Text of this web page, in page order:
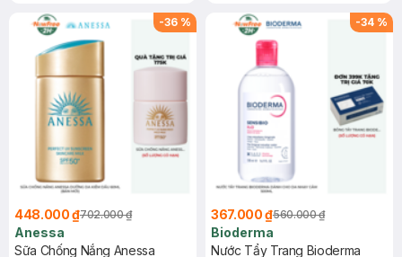
SPF 50+ 20ml (SL Có Hạn)
(SL có hạn)
-36 %
448.000 ₫702.000 ₫
Anessa
Sữa Chống Nắng Anessa
-34 %
367.000 ₫560.000 ₫
Bioderma
Nước Tẩy Trang Bioderma